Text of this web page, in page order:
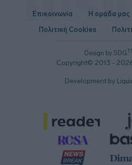
Design by SDG
Copyright© 2013 -
Επικοινωνία Η ομάδα μας
Πολιτική Cookies
Development by